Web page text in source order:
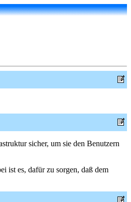
sicher, um sie den Benutzern
ist es, dafür zu sorgen, daß dem